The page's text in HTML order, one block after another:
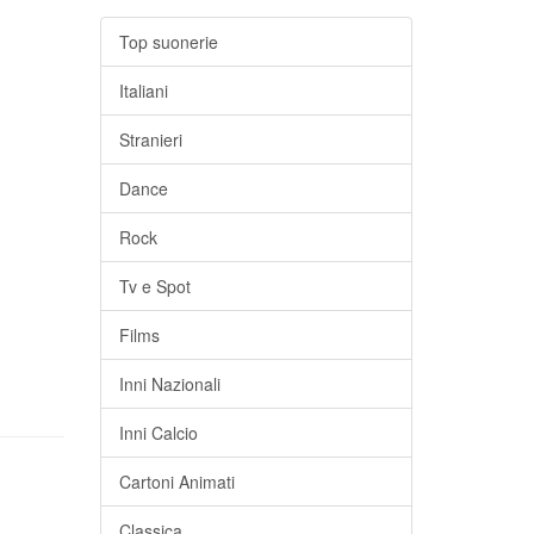
Top suonerie
Italiani
Stranieri
Dance
Rock
Tv e Spot
Films
Inni Nazionali
Inni Calcio
Cartoni Animati